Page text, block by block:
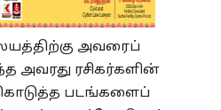
அவரைப்
அவரது ரசிகர்களின்
படங்களைப்